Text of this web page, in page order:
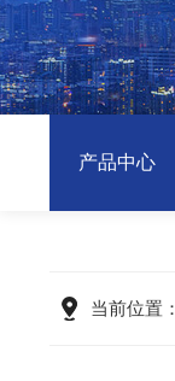
产品中心
当前位置：